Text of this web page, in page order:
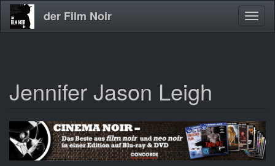
Direkt
zum
der Film Noir
Jennifer Jason Leigh